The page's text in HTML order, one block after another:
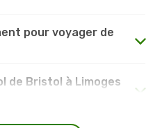
pour voyager de
de Bristol à Limoges